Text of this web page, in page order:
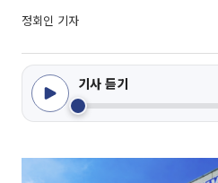
정회인 기자
기사 듣기